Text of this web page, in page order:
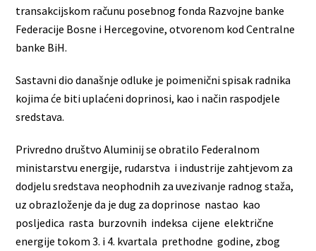
transakcijskom računu posebnog fonda Razvojne banke
Federacije Bosne i Hercegovine, otvorenom kod Centralne
banke BiH.
Sastavni dio današnje odluke je poimenični spisak radnika
kojima će biti uplaćeni doprinosi, kao i način raspodjele
sredstava.
Privredno društvo Aluminij se obratilo Federalnom
ministarstvu energije, rudarstva i industrije zahtjevom za
dodjelu sredstava neophodnih za uvezivanje radnog staža,
uz obrazloženje da je dug za doprinose nastao kao
posljedica rasta burzovnih indeksa cijene električne
energije tokom 3. i 4. kvartala prethodne godine, zbog